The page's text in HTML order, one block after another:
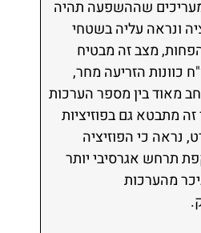
שההשפעה תהיה
עליה בשטחי
זה מבטיח
הזריעה מחר,
בין מספר הערכות
גם בפוזיציות
כי הפוזיציה
אגרסיבי יותר